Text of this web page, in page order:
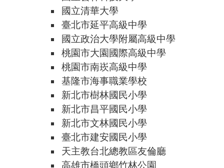
國立清華大學
臺北市延平高級中學
國立政治大學附屬高級中學
桃園市大園國際高級中學
桃園市南崁高級中學
基隆市海事職業學校
新北市樹林國民小學
新北市昌平國民小學
新北市文林國民小學
臺北市建安國民小學
天主教台北總教區友倫廳
高雄市橋頭鄉竹林公園